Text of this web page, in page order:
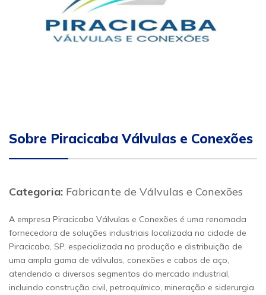
Sobre Piracicaba Válvulas e Conexões
Categoria: Fabricante de Válvulas e Conexões
A empresa Piracicaba Válvulas e Conexões é uma renomada
fornecedora de soluções industriais localizada na cidade de
Piracicaba, SP, especializada na produção e distribuição de
uma ampla gama de válvulas, conexões e cabos de aço,
atendendo a diversos segmentos do mercado industrial,
incluindo construção civil, petroquímico, mineração e siderurgia.